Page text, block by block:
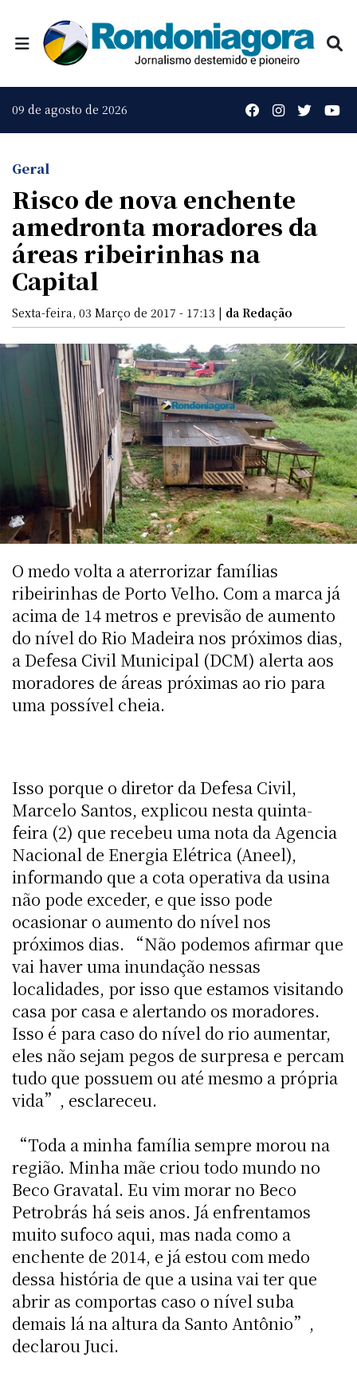
09 de agosto de 2026
Geral
Risco de nova enchente
amedronta moradores da
áreas ribeirinhas na
Capital
Sexta-feira, 03 Março de 2017 - 17:13 | da Redação
O medo volta a aterrorizar famílias
ribeirinhas de Porto Velho. Com a marca já
acima de 14 metros e previsão de aumento
do nível do Rio Madeira nos próximos dias,
a Defesa Civil Municipal (DCM) alerta aos
moradores de áreas próximas ao rio para
uma possível cheia.
Isso porque o diretor da Defesa Civil,
Marcelo Santos, explicou nesta quinta-
feira (2) que recebeu uma nota da Agencia
Nacional de Energia Elétrica (Aneel),
informando que a cota operativa da usina
não pode exceder, e que isso pode
ocasionar o aumento do nível nos
próximos dias. “Não podemos afirmar que
vai haver uma inundação nessas
localidades, por isso que estamos visitando
casa por casa e alertando os moradores.
Isso é para caso do nível do rio aumentar,
eles não sejam pegos de surpresa e percam
tudo que possuem ou até mesmo a própria
vida”, esclareceu.
“Toda a minha família sempre morou na
região. Minha mãe criou todo mundo no
Beco Gravatal. Eu vim morar no Beco
Petrobrás há seis anos. Já enfrentamos
muito sufoco aqui, mas nada como a
enchente de 2014, e já estou com medo
dessa história de que a usina vai ter que
abrir as comportas caso o nível suba
demais lá na altura da Santo Antônio”,
declarou Juci.